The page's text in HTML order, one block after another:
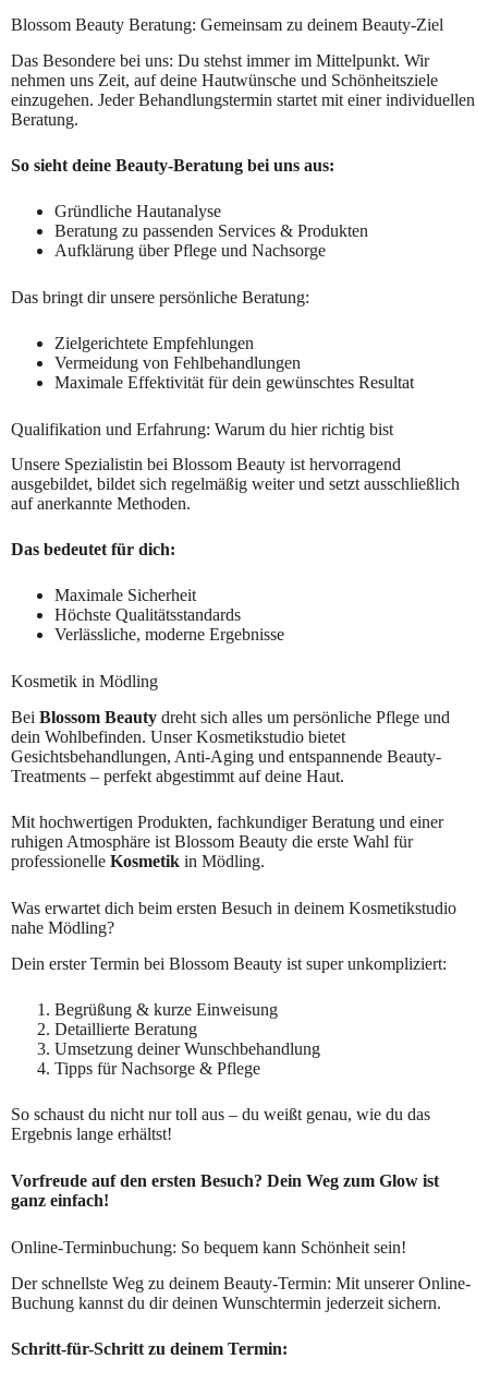
Blossom Beauty Beratung: Gemeinsam zu deinem Beauty-Ziel
Das Besondere bei uns: Du stehst immer im Mittelpunkt. Wir
nehmen uns Zeit, auf deine Hautwünsche und Schönheitsziele
einzugehen. Jeder Behandlungstermin startet mit einer individuellen
Beratung.
So sieht deine Beauty-Beratung bei uns aus:
Gründliche Hautanalyse
Beratung zu passenden Services & Produkten
Aufklärung über Pflege und Nachsorge
Das bringt dir unsere persönliche Beratung:
Zielgerichtete Empfehlungen
Vermeidung von Fehlbehandlungen
Maximale Effektivität für dein gewünschtes Resultat
Qualifikation und Erfahrung: Warum du hier richtig bist
Unsere Spezialistin bei Blossom Beauty ist hervorragend
ausgebildet, bildet sich regelmäßig weiter und setzt ausschließlich
auf anerkannte Methoden.
Das bedeutet für dich:
Maximale Sicherheit
Höchste Qualitätsstandards
Verlässliche, moderne Ergebnisse
Kosmetik in Mödling
Bei Blossom Beauty dreht sich alles um persönliche Pflege und
dein Wohlbefinden. Unser Kosmetikstudio bietet
Gesichtsbehandlungen, Anti-Aging und entspannende Beauty-
Treatments – perfekt abgestimmt auf deine Haut.
Mit hochwertigen Produkten, fachkundiger Beratung und einer
ruhigen Atmosphäre ist Blossom Beauty die erste Wahl für
professionelle Kosmetik in Mödling.
Was erwartet dich beim ersten Besuch in deinem Kosmetikstudio
nahe Mödling?
Dein erster Termin bei Blossom Beauty ist super unkompliziert:
Begrüßung & kurze Einweisung
Detaillierte Beratung
Umsetzung deiner Wunschbehandlung
Tipps für Nachsorge & Pflege
So schaust du nicht nur toll aus – du weißt genau, wie du das
Ergebnis lange erhältst!
Vorfreude auf den ersten Besuch? Dein Weg zum Glow ist
ganz einfach!
Online-Terminbuchung: So bequem kann Schönheit sein!
Der schnellste Weg zu deinem Beauty-Termin: Mit unserer Online-
Buchung kannst du dir deinen Wunschtermin jederzeit sichern.
Schritt-für-Schritt zu deinem Termin: